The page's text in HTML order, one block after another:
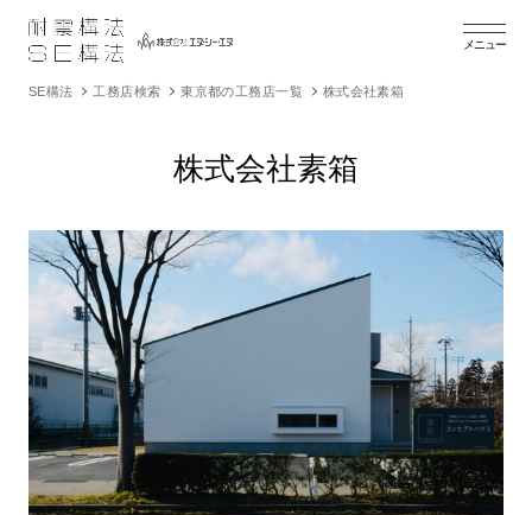
メニュー
SE構法 工務店検索 東京都の工務店一覧 株式会社素箱
株式会社素箱